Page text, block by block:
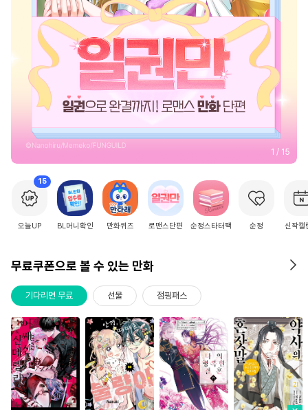
2 / 15
15
오늘UP BL머니확인 만화퀴즈 로맨스단편 순정스타터팩 순정 신작캘
무료쿠폰으로 볼 수 있는 만화
기다리면 무료 선물 점핑패스